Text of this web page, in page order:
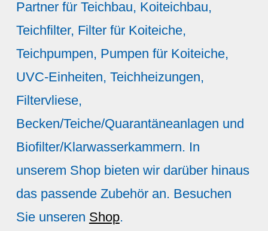
Partner für Teichbau, Koiteichbau,
Teichfilter, Filter für Koiteiche,
Teichpumpen, Pumpen für Koiteiche,
UVC-Einheiten, Teichheizungen,
Filtervliese,
Becken/Teiche/Quarantäneanlagen und
Biofilter/Klarwasserkammern. In
unserem Shop bieten wir darüber hinaus
das passende Zubehör an. Besuchen
Sie unseren Shop.